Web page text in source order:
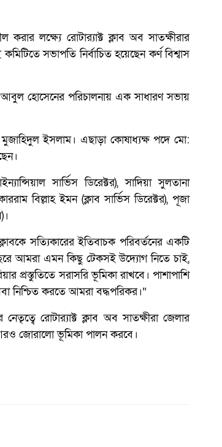
লক্ষ্যে রোটার‍্যাক্ট ক্লাব অব সাতক্ষীরার
সভাপতি নির্বাচিত হয়েছেন কর্ণ বিশ্বাস
আবুল হোসেনের পরিচালনায় এক সাধারণ সভায়
ইসলাম। এছাড়া কোষাধ্যক্ষ পদে মো:
সার্ভিস ডিরেক্টর), সাদিয়া সুলতানা
বিল্লাহ ইমন (ক্লাব সার্ভিস ডিরেক্টর), পূজা
সত্যিকারের ইতিবাচক পরিবর্তনের একটি
আমরা এমন কিছু টেকসই উদ্যোগ নিতে চাই,
প্রস্তুতিতে সরাসরি ভূমিকা রাখবে। পাশাপাশি
নিশ্চিত করতে আমরা বদ্ধপরিকর।”
রোটার‍্যাক্ট ক্লাব অব সাতক্ষীরা জেলার
জোরালো ভূমিকা পালন করবে।